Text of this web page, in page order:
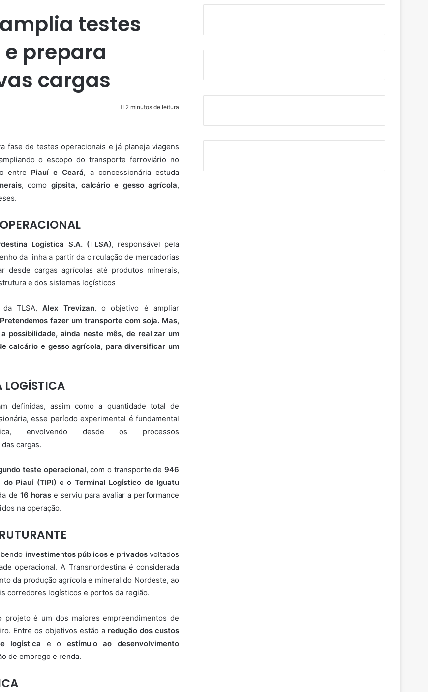
testes
prepara
cargas
2 minutos de leitura
fase de testes operacionais e já planeja viagens
o escopo do transporte ferroviário no
entre Piauí e Ceará, a concessionária estuda
, como gipsita, calcário e gesso agrícola,
Logística S.A. (TLSA), responsável pela
da linha a partir da circulação de mercadorias
desde cargas agrícolas até produtos minerais,
e dos sistemas logísticos
da TLSA,Alex Trevizan, o objetivo é ampliar
fazer um transporte com soja. Mas,
possibilidade, ainda neste mês, de realizar um
calcário e gesso agrícola, para diversificar um
LOGÍSTICA
definidas, assim como a quantidade total de
esse período experimental é fundamental
envolvendo desde os processos
das cargas.
teste operacional, com o transporte de946
do Piauí (TIPI) e o Terminal Logístico de Iguatu
de 16 horase serviu para avaliar a performance
na operação.
investimentos públicos e privadosvoltados
operacional. A Transnordestina é considerada
da produção agrícola e mineral do Nordeste, ao
corredores logísticos e portos da região.
projeto é um dos maiores empreendimentos de
Entre os objetivos estão a redução dos custos
logística e o estímulo ao desenvolvimento
de emprego e renda.